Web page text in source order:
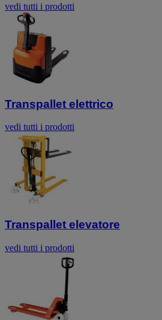
vedi tutti i prodotti
Transpallet elettrico
vedi tutti i prodotti
Transpallet elevatore
vedi tutti i prodotti